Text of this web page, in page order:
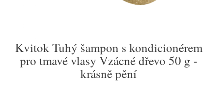
Kvitok Tuhý šampon s kondicionérem
pro tmavé vlasy Vzácné dřevo 50 g -
krásně pění